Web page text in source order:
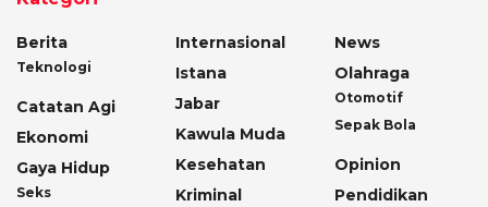
Berita
Teknologi
Catatan Agi
Ekonomi
Gaya Hidup
Seks
Internasional
Istana
Jabar
Kawula Muda
Kesehatan
Kriminal
News
Olahraga
Otomotif
Sepak Bola
Opinion
Pendidikan